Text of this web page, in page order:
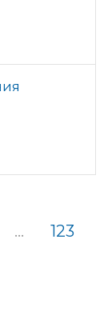
... 123